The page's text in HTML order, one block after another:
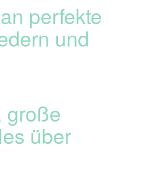
perfekte
und
große
über